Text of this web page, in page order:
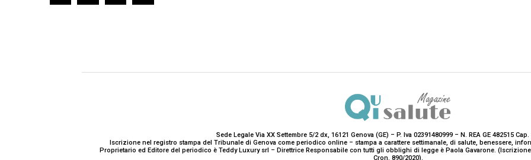
Sede Legale Via XX Settembre 5/2 dx, 16121 Genova (GE) – P. Iva 02391480999 – N. REA GE 482515
Iscrizione nel registro stampa del Tribunale di Genova come periodico online – stampa a carattere settimanale, di salute, benessere,
Proprietario ed Editore del periodico è Teddy Luxury srl – Direttrice Responsabile con tutti gli obblighi di legge è Paola Gavarone. (Iscrizione
Cron. 890/2020).